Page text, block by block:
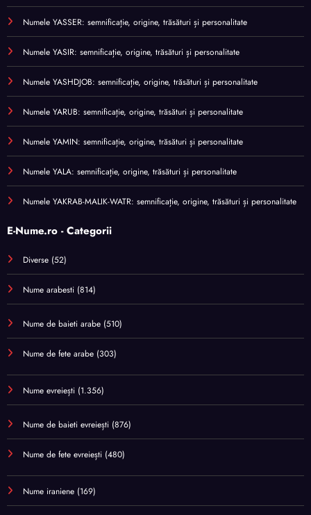
Numele YASSER: semnificație, origine, trăsături și personalitate
Numele YASIR: semnificație, origine, trăsături și personalitate
Numele YASHDJOB: semnificație, origine, trăsături și personalitate
Numele YARUB: semnificație, origine, trăsături și personalitate
Numele YAMIN: semnificație, origine, trăsături și personalitate
Numele YALA: semnificație, origine, trăsături și personalitate
Numele YAKRAB-MALIK-WATR: semnificație, origine, trăsături și personalitate
E-Nume.ro - Categorii
Diverse (52)
Nume arabesti (814)
Nume de baieti arabe (510)
Nume de fete arabe (303)
Nume evreiești (1.356)
Nume de baieti evreiești (876)
Nume de fete evreiești (480)
Nume iraniene (169)